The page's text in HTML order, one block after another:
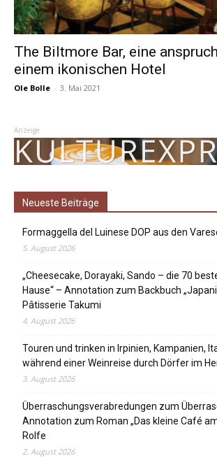
The Biltmore Bar, eine
einem ikonischen Hotel
Ole Bolle - 3. Mai 2021
Anzeige
Neueste Beiträge
Formaggella del Luinese DOP aus den
5. August 2026
„Cheesecake, Dorayaki, Sando – die 70
Hause“ – Annotation zum Backbuch
Pâtisserie Takumi
4. August 2026
Touren und trinken in Irpinien, Kampanien,
während einer Weinreise durch Dörfer im
3. August 2026
Überraschungsverabredungen zum
Annotation zum Roman „Das kleine Café
Rolfe
2. August 2026